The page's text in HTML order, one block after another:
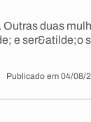
duas
e
Publicado em 04/08/